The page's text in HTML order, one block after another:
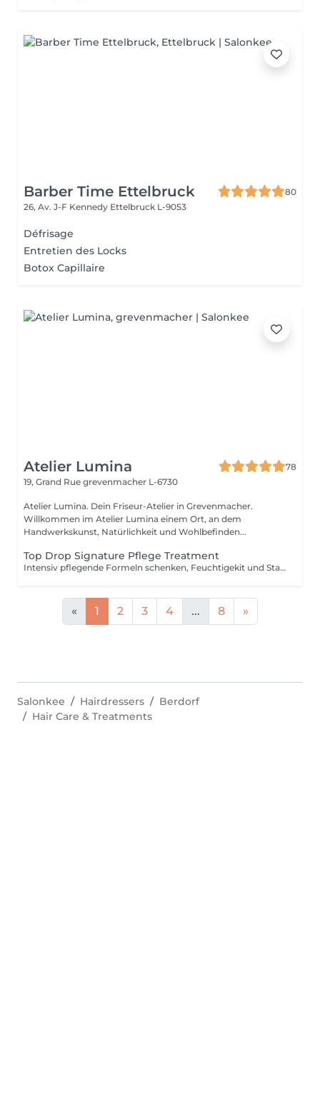
Barber Time Ettelbruck
80
26, Av. J-F Kennedy Ettelbruck L-9053
Défrisage
Entretien des Locks
Botox Capillaire
Atelier Lumina
78
19, Grand Rue grevenmacher L-6730
Atelier Lumina. Dein Friseur-Atelier in Grevenmacher.
Willkommen im Atelier Lumina einem Ort, an dem
Handwerkskunst, Natürlichkeit und Wohlbefinden...
Top Drop Signature Pflege Treatment
Intensiv pflegende Formeln schenken, Feuchtigekit und Stabilität für deine Haare! Diese Behandlung ist nur mit einer anderen Schnitt- oder Farbbehandlung buchbar.
« 1 2 3 4 ... 8 »
Salonkee Hairdressers
Berdorf
Hair Care & Treatments